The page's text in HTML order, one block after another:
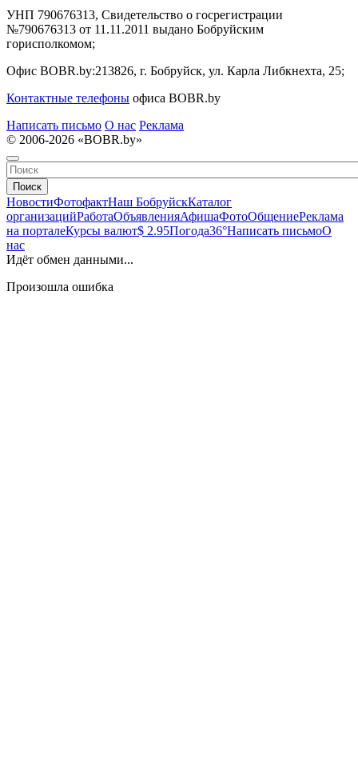
УНП 790676313, Свидетельство о госрегистрации
№790676313 от 11.11.2011 выдано Бобруйским
горисполкомом;
Офис BOBR.by:213826, г. Бобруйск, ул. Карла Либкнехта, 25;
Контактные телефоны офиса BOBR.by
Написать письмо О нас Реклама
© 2006-2026 «BOBR.by»
Поиск
НовостиФотофактНаш БобруйскКаталог
организацийРаботаОбъявленияАфишаФотоОбщениеРеклама
на порталеКурсы валют$ 2.95Погода36°Написать письмоО
нас
Идёт обмен данными...
Произошла ошибка